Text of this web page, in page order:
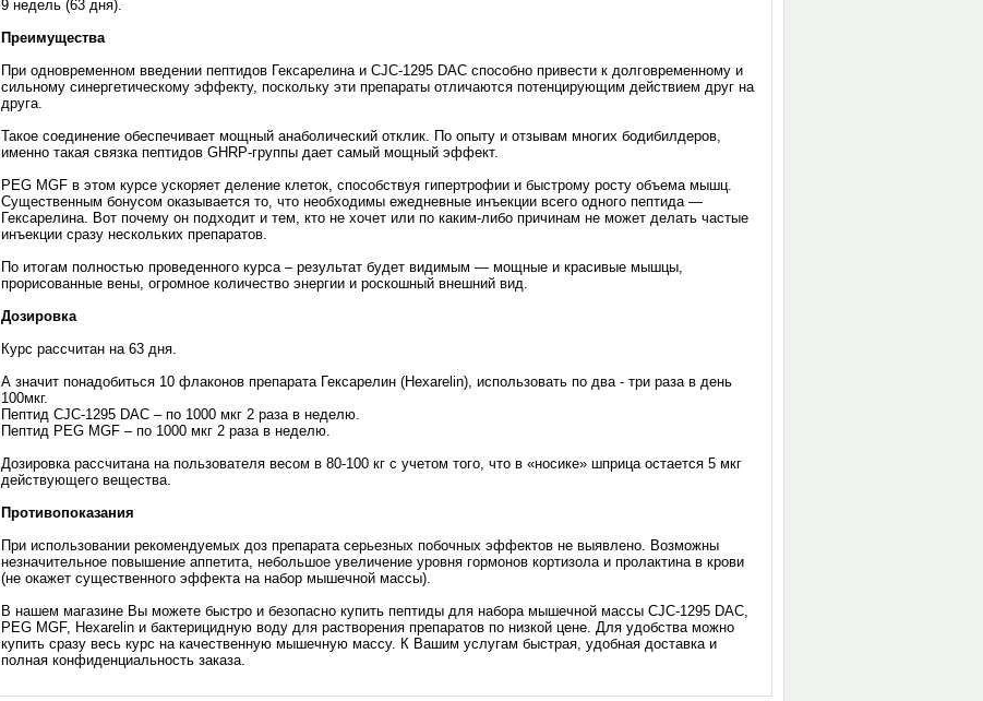
9 недель (63 дня).
Преимущества
При одновременном введении пептидов Гексарелина и CJC-1295 DAC способно привести к долговременному и
сильному синергетическому эффекту, поскольку эти препараты отличаются потенцирующим действием друг на
друга.
Такое соединение обеспечивает мощный анаболический отклик. По опыту и отзывам многих бодибилдеров,
именно такая связка пептидов GHRP-группы дает самый мощный эффект.
PEG MGF в этом курсе ускоряет деление клеток, способствуя гипертрофии и быстрому росту объема мышц.
Существенным бонусом оказывается то, что необходимы ежедневные инъекции всего одного пептида —
Гексарелина. Вот почему он подходит и тем, кто не хочет или по каким-либо причинам не может делать частые
инъекции сразу нескольких препаратов.
По итогам полностью проведенного курса – результат будет видимым — мощные и красивые мышцы,
прорисованные вены, огромное количество энергии и роскошный внешний вид.
Дозировка
Курс рассчитан на 63 дня.
А значит понадобиться 10 флаконов препарата Гексарелин (Hexarelin), использовать по два - три раза в день
100мкг.
Пептид CJC-1295 DAC – по 1000 мкг 2 раза в неделю.
Пептид PEG MGF – по 1000 мкг 2 раза в неделю.
Дозировка рассчитана на пользователя весом в 80-100 кг с учетом того, что в «носике» шприца остается 5 мкг
действующего вещества.
Противопоказания
При использовании рекомендуемых доз препарата серьезных побочных эффектов не выявлено. Возможны
незначительное повышение аппетита, небольшое увеличение уровня гормонов кортизола и пролактина в крови
(не окажет существенного эффекта на набор мышечной массы).
В нашем магазине Вы можете быстро и безопасно купить пептиды для набора мышечной массы CJC-1295 DAC,
PEG MGF, Hexarelin и бактерицидную воду для растворения препаратов по низкой цене. Для удобства можно
купить сразу весь курс на качественную мышечную массу. К Вашим услугам быстрая, удобная доставка и
полная конфиденциальность заказа.